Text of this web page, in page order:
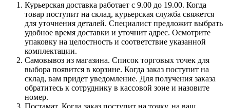
Курьерская доставка работает с 9.00 до 19.00. Когда
товар поступит на склад, курьерская служба свяжется
для уточнения деталей. Специалист предложит выбрать
удобное время доставки и уточнит адрес. Осмотрите
упаковку на целостность и соответствие указанной
комплектации.
Самовывоз из магазина. Список торговых точек для
выбора появится в корзине. Когда заказ поступит на
склад, вам придет уведомление. Для получения заказа
обратитесь к сотруднику в кассовой зоне и назовите
номер.